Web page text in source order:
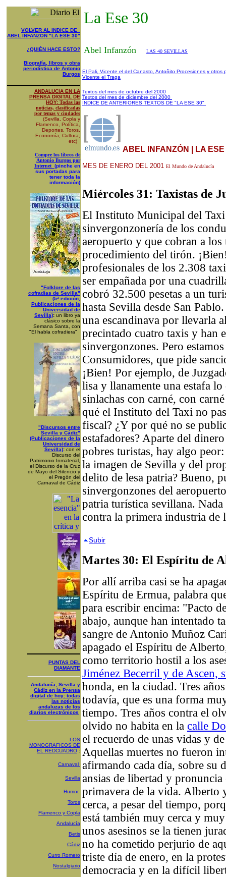
VOLVER AL INDICE DE
ABEL INFANZON "LA ESE 30"
¿QUIÉN HACE ESTO?
Biografía, libros y obra
periodística de Antonio
Burgos
ANDALUCIA EN LA
PRENSA DIGITAL DE
HOY: Todas las
noticias, clasificadas
por temas y ciudades
(Sevilla, Copla y
Flamenco, Política,
Deportes, Toros,
Economía, Cultura,
etc)
Compre los libros de
Antonio Burgos por
Internet (pinche en
sus portadas para
tener toda la
información)
"Folklore de las
cofradías de Sevilla"
(5ª edición,
Publicaciones de la
Universidad de
Sevilla): un libro ya
clásico sobre la
Semana Santa, con
"El habla cofradiera"
"Discursos entre
Sevilla y Cádiz"
(Publicaciones de la
Universidad de
Sevilla): con el
Discurso del
Patrimonio Inmaterial,
el Discurso de la Cruz
de Mayo del Silencio y
el Pregón del
Carnaval de Cádiz
PUNTAS DEL
DIAMANTE
Andalucía, Sevilla y
Cádiz en la Prensa
digital de hoy: todas
las noticias
andaluzas de los
diarios electrónicos
LOS
MONOGRAFICOS DE
EL REDCUADRO :
Carnaval
Sevilla
Humor
Toros
Flamenco y Copla
Andalucía
Betis
Cádiz
Curro Romero
Nostalgiario
La Ese 30
Abel Infanzón LAS 40 SEVILLAS
El Pali, Vicente el del Canasto, Antoñito Procesiones y otros
Vicente el Traga
Textos del mes de octubre del 2000
Textos del mes de diciembre del 2000
INDICE DE ANTERIORES TEXTOS DE "LA ESE 30"
ABEL INFANZÓN | LA ESE
MES DE ENERO DEL 2001 El Mundo de Andalucía
Miércoles 31: Taxistas de
El Instituto Municipal del
sinvergonzonería de los
aeropuerto y que cobran a
procedimiento del tirón.
profesionales de los 2.308
ser empañada por una
cobró 32.500 pesetas a un
hasta Sevilla desde San
una escandinava por llevarla
precintado cuatro taxis y han
sinvergonzones. Pero
Consumidores, que pide
¡Bien! Por ejemplo, de
lisa y llanamente una estafa lo
sinlachas con carné, con
qué el Instituto del Taxi no
fiscal? ¿Y por qué no se
estafadores? Aparte del
pobres turistas, hay algo
la imagen de Sevilla y del
delito de lesa patria? Bueno,
sinvergonzones del
patria turística sevillana.
contra la primera industria de
Subir
Martes 30: El Espíritu de
Por allí arriba casi se ha
Espíritu de Ermua, palabra
para escribir encima: "Pacto
abajo, aunque han intentado
sangre de Antonio Muñoz
apagado el Espíritu de
como territorio hostil a los
Jiménez Becerril y de Ascen,
honda, en la ciudad. Tres
todavía, que es una forma
tiempo. Tres años contra el
olvido no habita en la calle
el recuerdo de unas vidas y
Aquellas muertes no fueron
afirmando cada día, sobre su
ansias de libertad y
primavera de la vida. Alberto
cerca, a pesar del tiempo,
está también muy cerca y
unos asesinos se la tienen
no ha cometido perjurio de
triste día de enero, en la
democracia y en la difícil